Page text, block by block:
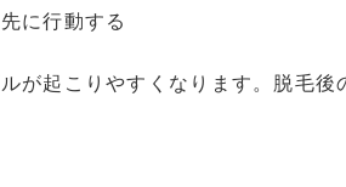
に行動する
が起こりやすくなります。脱毛